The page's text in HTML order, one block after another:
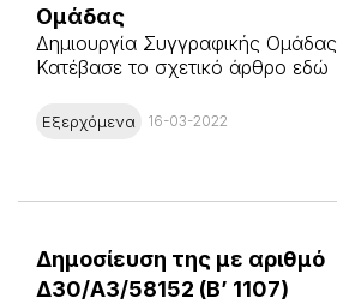
Ομάδας
Δημιουργία Συγγραφικής Ομάδας
Κατέβασε το σχετικό άρθρο εδώ
Εξερχόμενα 16-03-2022
Δημοσίευση της με αριθμό
Δ30/A3/58152 (Β’ 1107)